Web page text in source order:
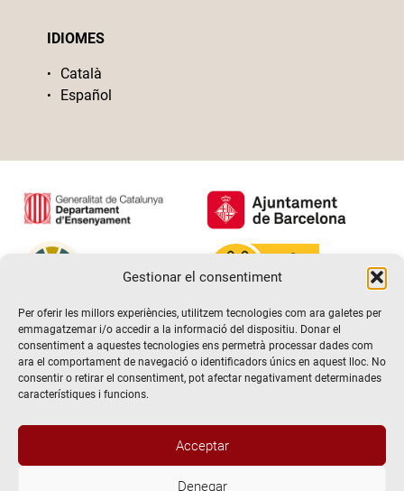
Gestionar el consentiment
Per oferir les millors experiències, utilitzem tecnologies com ara galetes per
emmagatzemar i/o accedir a la informació del dispositiu. Donar el
consentiment a aquestes tecnologies ens permetrà processar dades com
ara el comportament de navegació o identificadors únics en aquest lloc. No
consentir o retirar el consentiment, pot afectar negativament determinades
característiques i funcions.
Acceptar
Denegar
IDIOMES
Català
Español